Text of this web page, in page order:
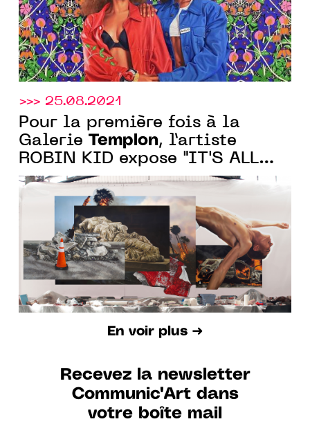
>>> 25.08.2021
Pour la première fois à la
Galerie Templon, l’artiste
ROBIN KID expose "IT'S ALL
YOUR FAULT"
En voir plus ➜
Recevez la newsletter
Communic'Art dans
votre boîte mail